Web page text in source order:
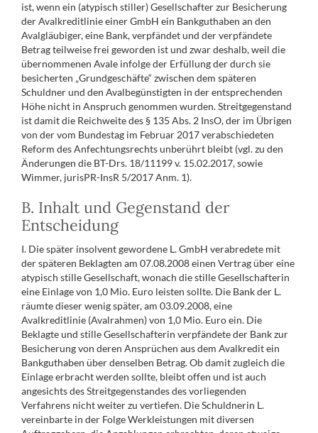
ist, wenn ein (atypisch stiller) Gesellschafter zur Besicherung
der Avalkreditlinie einer GmbH ein Bankguthaben an den
Avalgläubiger, eine Bank, verpfändet und der verpfändete
Betrag teilweise frei geworden ist und zwar deshalb, weil die
übernommenen Avale infolge der Erfüllung der durch sie
besicherten „Grundgeschäfte“ zwischen dem späteren
Schuldner und den Avalbegünstigten in der entsprechenden
Höhe nicht in Anspruch genommen wurden. Streitgegenstand
ist damit die Reichweite des § 135 Abs. 2 InsO, der im Übrigen
von der vom Bundestag im Februar 2017 verabschiedeten
Reform des Anfechtungsrechts unberührt bleibt (vgl. zu den
Änderungen die BT-Drs. 18/11199 v. 15.02.2017, sowie
Wimmer, jurisPR-InsR 5/2017 Anm. 1).
B. Inhalt und Gegenstand der
Entscheidung
I. Die später insolvent gewordene L. GmbH verabredete mit
der späteren Beklagten am 07.08.2008 einen Vertrag über eine
atypisch stille Gesellschaft, wonach die stille Gesellschafterin
eine Einlage von 1,0 Mio. Euro leisten sollte. Die Bank der L.
räumte dieser wenig später, am 03.09.2008, eine
Avalkreditlinie (Avalrahmen) von 1,0 Mio. Euro ein. Die
Beklagte und stille Gesellschafterin verpfändete der Bank zur
Besicherung von deren Ansprüchen aus dem Avalkredit ein
Bankguthaben über denselben Betrag. Ob damit zugleich die
Einlage erbracht werden sollte, bleibt offen und ist auch
angesichts des Streitgegenstandes des vorliegenden
Verfahrens nicht weiter zu vertiefen. Die Schuldnerin L.
vereinbarte in der Folge Werkleistungen mit diversen